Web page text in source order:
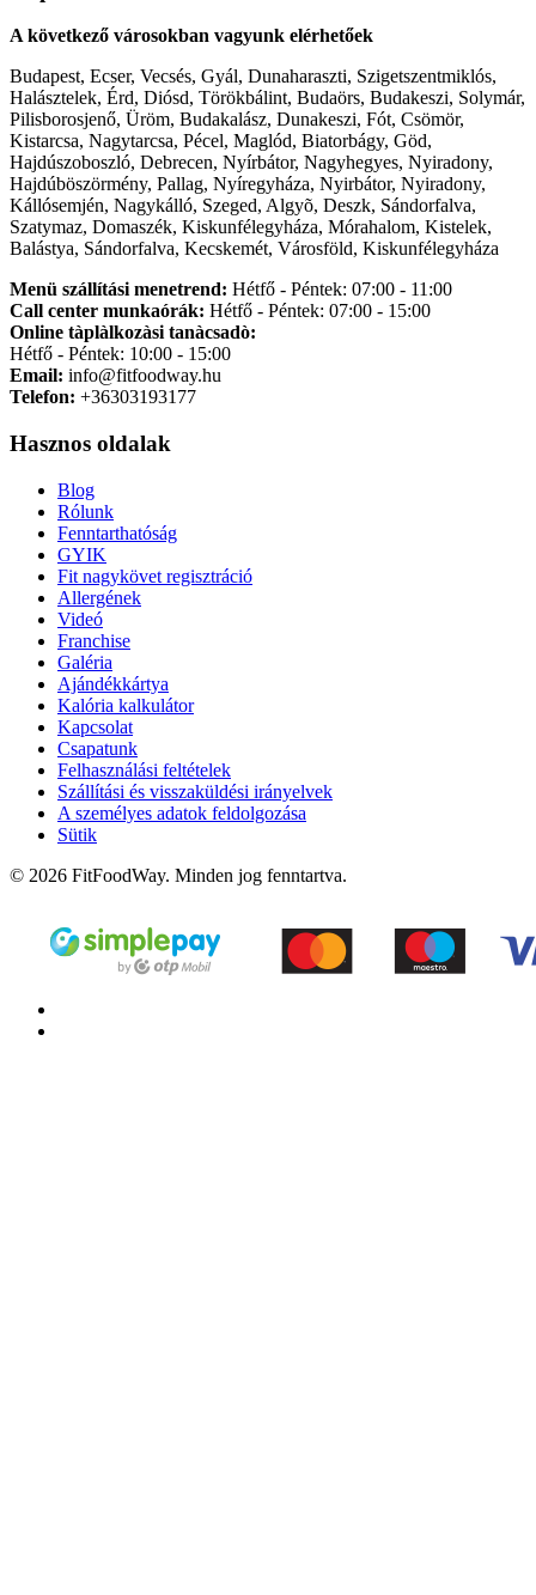
A következő városokban vagyunk elérhetőek
Budapest, Ecser, Vecsés, Gyál, Dunaharaszti, Szigetszentmiklós,
Halásztelek, Érd, Diósd, Törökbálint, Budaörs, Budakeszi, Solymár,
Pilisborosjenő, Üröm, Budakalász, Dunakeszi, Fót, Csömör,
Kistarcsa, Nagytarcsa, Pécel, Maglód, Biatorbágy, Göd,
Hajdúszoboszló, Debrecen, Nyírbátor, Nagyhegyes, Nyiradony,
Hajdúböszörmény, Pallag, Nyíregyháza, Nyirbátor, Nyiradony,
Kállósemjén, Nagykálló, Szeged, Algyõ, Deszk, Sándorfalva,
Szatymaz, Domaszék, Kiskunfélegyháza, Mórahalom, Kistelek,
Balástya, Sándorfalva, Kecskemét, Városföld, Kiskunfélegyháza
Menü szállítási menetrend: Hétfő - Péntek: 07:00 - 11:00
Call center munkaórák: Hétfő - Péntek: 07:00 - 15:00
Online tàplàlkozàsi tanàcsadò:
Hétfő - Péntek: 10:00 - 15:00
Email: info@fitfoodway.hu
Telefon: +36303193177
Hasznos oldalak
Blog
Rólunk
Fenntarthatóság
GYIK
Fit nagykövet regisztráció
Allergének
Videó
Franchise
Galéria
Ajándékkártya
Kalória kalkulátor
Kapcsolat
Csapatunk
Felhasználási feltételek
Szállítási és visszaküldési irányelvek
A személyes adatok feldolgozása
Sütik
© 2026 FitFoodWay. Minden jog fenntartva.